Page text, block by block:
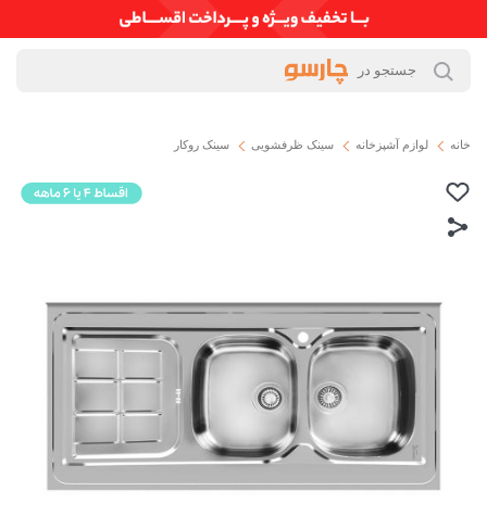
خانه لوازم آشپزخانه سینک ظرفشویی سینک روکار